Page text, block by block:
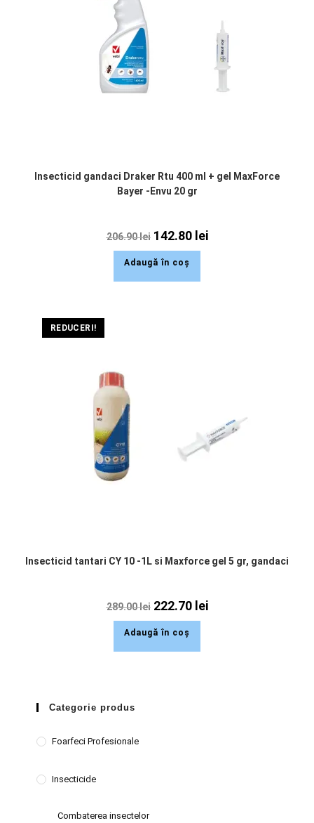
Insecticid gandaci Draker Rtu 400 ml + gel MaxForce
Bayer -Envu 20 gr
206.90lei 142.80 lei
Adaugă în coș
REDUCERI!
Insecticid tantari CY 10 -1L si Maxforce gel 5 gr, gandaci
289.00lei 222.70 lei
Adaugă în coș
Categorie produs
Foarfeci Profesionale
Insecticide
Combaterea insectelor